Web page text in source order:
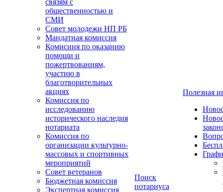
общественностью и
СМИ
Совет молодежи НП РБ
Мандатная комиссия
Комисиия по оказанию
помощи и
пожертвованиям,
участию в
благотворительных
акциях
Комиссия по
исследованию
исторического наследия
нотариата
Комиссия по
организации культурно-
массовых и спортивных
мероприятий
Совет ветеранов
Бюджетная комиссия
Экспертная комиссия
Поиск
нотариуса
Полезная